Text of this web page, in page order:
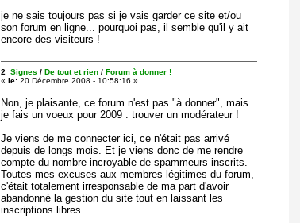
je ne sais toujours pas si je vais garder ce site et/ou
son forum en ligne... pourquoi pas, il semble qu'il y ait
encore des visiteurs !
2 Signes / De tout et rien / Forum à donner !
« le: 20 Décembre 2008 - 10:58:16 »
Non, je plaisante, ce forum n'est pas "à donner", mais
je fais un voeux pour 2009 : trouver un modérateur !
Je viens de me connecter ici, ce n'était pas arrivé
depuis de longs mois. Et je viens donc de me rendre
compte du nombre incroyable de spammeurs inscrits.
Toutes mes excuses aux membres légitimes du forum,
c'était totalement irresponsable de ma part d'avoir
abandonné la gestion du site tout en laissant les
inscriptions libres.